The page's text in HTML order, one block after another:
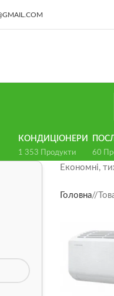
КОНДИЦІОНЕРИ
1 353 Продукти 60
Економні,
Головна/